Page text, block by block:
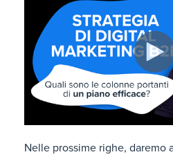
Nelle prossime righe, daremo